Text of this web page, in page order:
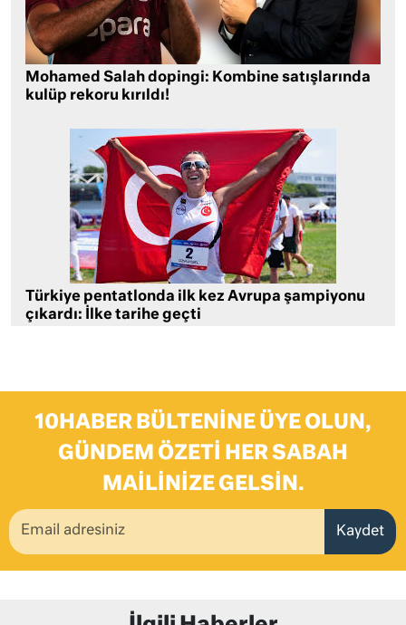
Mohamed Salah dopingi: Kombine satışlarında
kulüp rekoru kırıldı!
Türkiye pentatlonda ilk kez Avrupa şampiyonu
çıkardı: İlke tarihe geçti
10HABER BÜLTENINE ÜYE OLUN,
GÜNDEM ÖZETI HER SABAH
MAILINIZE GELSIN.
Kaydet